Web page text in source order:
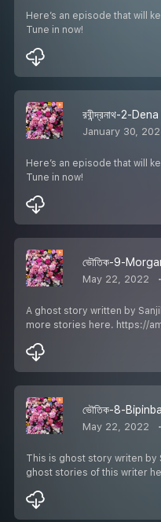
Here’s an episode that will
Tune in now!
রবীন্দ্রনাথ-2-
January 30,
Here’s an episode that will
Tune in now!
May 22, 2022
A ghost story written by
more stories here. https://
May 22, 2022
This is ghost story writen by
ghost stories of this writer